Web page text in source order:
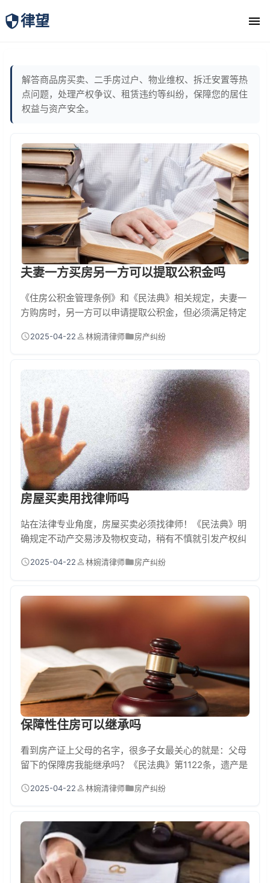
律望
解答商品房买卖、二手房过户、物业维权、拆迁安置等热
点问题，处理产权争议、租赁违约等纠纷，保障您的居住
权益与资产安全。
夫妻一方买房另一方可以提取公积金吗
《住房公积金管理条例》和《民法典》相关规定，夫妻一
方购房时，另一方可以申请提取公积金，但必须满足特定
续期间购房行为视为夫妻共同行为。只要提供结婚证、购
用于偿还房贷或支付首付。不过政策因地区差异有所调
整，实际操作需咨询当地公积金管理中心。 夫妻买房用公
积金，这些情况都能操作！ 现在小两口买房压力大，公...
2025-04-22 林婉清律师 房产纠纷
房屋买卖用找律师吗
站在法律专业角度，房屋买卖必须找律师！《民法典》明
确规定不动产交易涉及物权变动，稍有不慎就引发产权纠
提供全链条保障。司法大数据显示，全国房屋买卖纠纷案
在房屋买卖中的四大救命功能 去年我处理过一个真实案
例：买家王姐看中套"满五唯一"学区房，中介拍胸脯说税
费全免。结果签约后查档发现原房主在外地还有房...
2025-04-22 林婉清律师 房产纠纷
保障性住房可以继承吗
看到房产证上父母的名字，很多子女最关心的就是：父母
留下的保障房我能继承吗？《民法典》第1122条，遗产是
为"完全产权"和"有限产权"两种情况。像经济适用房满5年
而公租房这种只有使用权的，继承人需要符合保障条件才
能继续居住，这可不是传统意义上的继承哦！ 不同类型的
保障房继承规则大不同 先说说最常见的经适房...
2025-04-22 林婉清律师 房产纠纷